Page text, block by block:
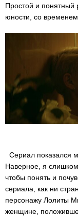
Простой и понятный
юности, со временем
Сериал показался
Наверное, я слишком
чтобы понять и
сериала, как ни
персонажу Лолиты
женщине,